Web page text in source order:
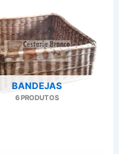
BANDEJAS
6 PRODUTOS